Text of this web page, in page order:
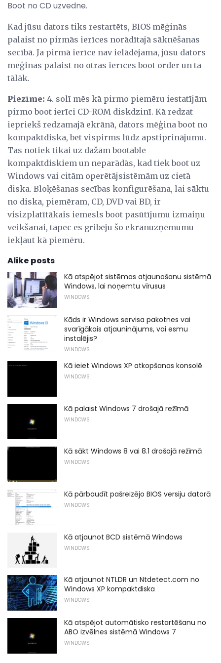
Boot no CD uzvedne.
Kad jūsu dators tiks restartēts, BIOS mēģinās
palaist no pirmās ierīces norādītajā sāknēšanas
secībā. Ja pirmā ierīce nav ielādējama, jūsu dators
mēģinās palaist no otras ierīces boot order un tā
tālāk.
Piezīme: 4. solī mēs kā pirmo piemēru iestatījām
pirmo boot ierīci CD-ROM diskdzinī. Kā redzat
iepriekš redzamajā ekrānā, dators mēģina boot no
kompaktdiska, bet vispirms lūdz apstiprinājumu.
Tas notiek tikai uz dažām bootable
kompaktdiskiem un neparādās, kad tiek boot uz
Windows vai citām operētājsistēmām uz cietā
diska. Bloķēšanas secības konfigurēšana, lai sāktu
no diska, piemēram, CD, DVD vai BD, ir
visizplatītākais iemesls boot pasūtījumu izmaiņu
veikšanai, tāpēc es gribēju šo ekrānuzņēmumu
iekļaut kā piemēru.
Alike posts
Kā atspējot sistēmas atjaunošanu sistēmā
Windows, lai noņemtu vīrusus
WINDOWS
Kāds ir Windows servisa pakotnes vai
svarīgākais atjauninājums, vai esmu
instalējis?
WINDOWS
Kā ieiet Windows XP atkopšanas konsolē
WINDOWS
Kā palaist Windows 7 drošajā režīmā
WINDOWS
Kā sākt Windows 8 vai 8.1 drošajā režīmā
WINDOWS
Kā pārbaudīt pašreizējo BIOS versiju datorā
WINDOWS
Kā atjaunot BCD sistēmā Windows
WINDOWS
Kā atjaunot NTLDR un Ntdetect.com no
Windows XP kompaktdiska
WINDOWS
Kā atspējot automātisko restartēšanu no
ABO izvēlnes sistēmā Windows 7
WINDOWS